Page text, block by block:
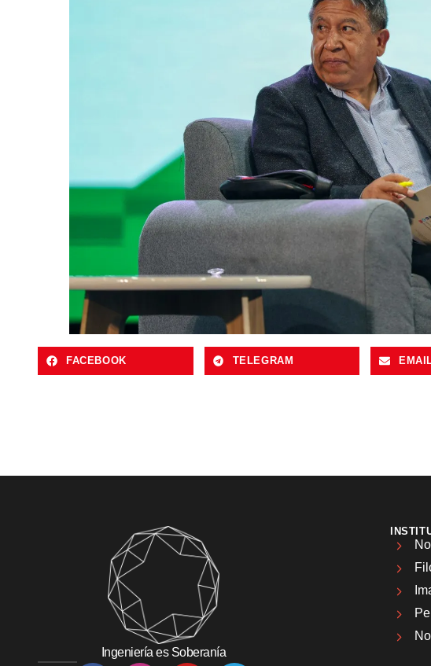
FACEBOOK TELEGRAM
Ingeniería es Soberanía